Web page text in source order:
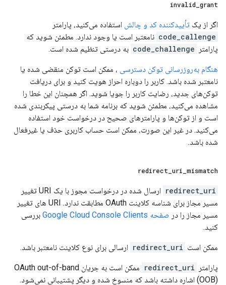
invalid grant
اگر از یک تأییدکننده کد و چالش استفاده می‌کنید، پارامتر
code_callenge نامعتبر است یا وجود ندارد. مطمئن شوید که
پارامتر
code_challenge به درستی تنظیم شده است.
هنگام به‌روزرسانی توکن دسترسی ، ممکن است توکن منقضی شده یا
نامعتبر شده باشد. کاربر را دوباره احراز هویت کنید و برای دریافت
توکن‌های جدید، رضایت کاربر را جویا شوید. اگر همچنان این خطا را
مشاهده می‌کنید، مطمئن شوید که برنامه شما به درستی پیکربندی شده
است و از توکن‌ها و پارامترهای صحیح در درخواست خود استفاده
می‌کنید. در غیر این صورت، ممکن است حساب کاربری حذف یا غیرفعال
شده باشد.
redirect uri mismatch
redirect_uri
ارسال شده در درخواست مجوز با یک URI تغییر
مسیر مجاز برای شناسه کلاینت OAuth مطابقت ندارد. URI های تغییر
مسیر مجاز را در صفحه Google Cloud Console Clients
بررسی
کنید.
ممکن است redirect_uri ارسالی برای نوع کلاینت نامعتبر باشد.
پارامتر redirect_uri
ممکن است به جریان OAuth out-of-band
(OOB) اشاره داشته باشد که منسوخ شده و دیگر پشتیبانی نمی‌شود.